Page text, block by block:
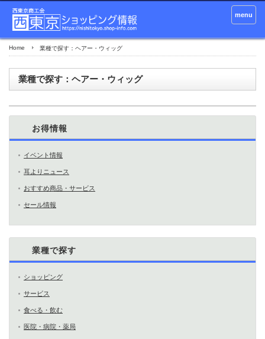
menu
Home 業種で探す：ヘアー・ウィッグ
業種で探す：ヘアー・ウィッグ
お得情報
イベント情報
耳よりニュース
おすすめ商品・サービス
セール情報
業種で探す
ショッピング
サービス
食べる・飲む
医院・病院・薬局